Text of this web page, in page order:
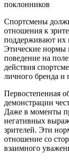
Спортсмены
отношения к
поддерживают их
Этические нормы
поведение на
действия
личного бренда и
Первостепенная
демонстрации
Даже в моменты
негативных
зрителей. Эти
отношение со
взаимного